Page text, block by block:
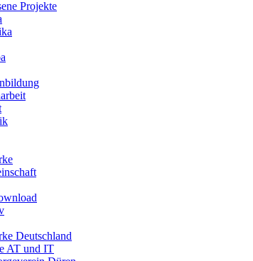
Projekte
Deutschland
AT und IT